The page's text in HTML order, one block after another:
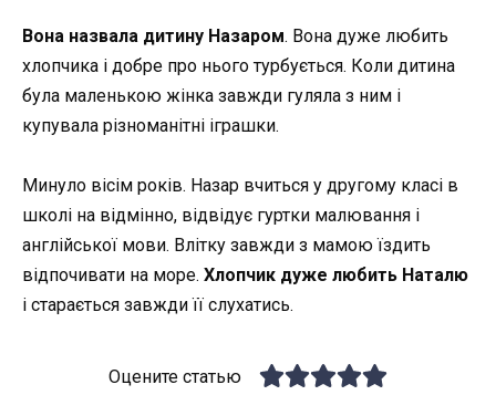
Вона назвала дитину Назаром. Вона дуже любить
хлопчика і добре про нього турбується. Коли дитина
була маленькою жінка завжди гуляла з ним і
купувала різноманітні іграшки.
Минуло вісім років. Назар вчиться у другому класі в
школі на відмінно, відвідує гуртки малювання і
англійської мови. Влітку завжди з мамою їздить
відпочивати на море. Хлопчик дуже любить Наталю
і старається завжди її слухатись.
Оцените статью